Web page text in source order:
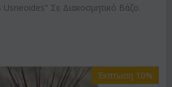
Σε Διακοσμητικό Βάζο.
Έκπτωση 10%